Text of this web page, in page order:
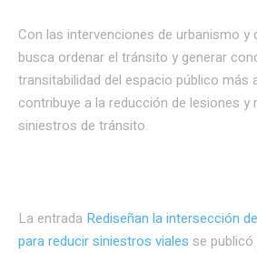
Con las intervenciones de urbanismo y
busca ordenar el tránsito y generar
transitabilidad del espacio público más
contribuye a la reducción de lesiones y
siniestros de tránsito.
La entrada Rediseñan la intersección
para reducir siniestros viales se